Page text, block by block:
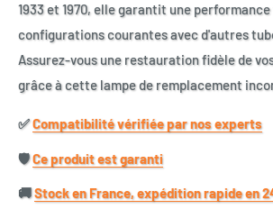
1933 et 1970, elle garantit une
configurations courantes avec d'autres
Assurez-vous une restauration fidèle de
grâce à cette lampe de remplacement
✅​Compatibilité vérifiée par nos experts
🛡️​Ce produit est garanti
🚚​Stock en France, expédition rapide en